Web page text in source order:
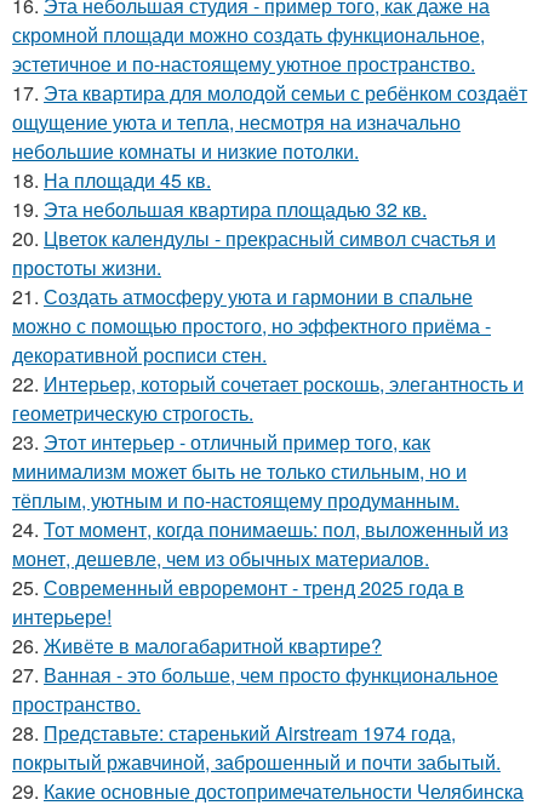
16. Эта небольшая студия - пример того, как даже на
скромной площади можно создать функциональное,
эстетичное и по-настоящему уютное пространство.
17. Эта квартира для молодой семьи с ребёнком создаёт
ощущение уюта и тепла, несмотря на изначально
небольшие комнаты и низкие потолки.
18. На площади 45 кв.
19. Эта небольшая квартира площадью 32 кв.
20. Цветок календулы - прекрасный символ счастья и
простоты жизни.
21. Создать атмосферу уюта и гармонии в спальне
можно с помощью простого, но эффектного приёма -
декоративной росписи стен.
22. Интерьер, который сочетает роскошь, элегантность и
геометрическую строгость.
23. Этот интерьер - отличный пример того, как
минимализм может быть не только стильным, но и
тёплым, уютным и по-настоящему продуманным.
24. Тот момент, когда понимаешь: пол, выложенный из
монет, дешевле, чем из обычных материалов.
25. Современный евроремонт - тренд 2025 года в
интерьере!
26. Живёте в малогабаритной квартире?
27. Ванная - это больше, чем просто функциональное
пространство.
28. Представьте: старенький Airstream 1974 года,
покрытый ржавчиной, заброшенный и почти забытый.
29. Какие основные достопримечательности Челябинска